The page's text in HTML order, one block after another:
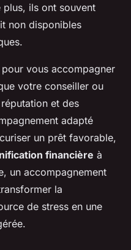
plus, ils ont souvent
non disponibles
vous accompagner
votre conseiller ou
et des
adapté
un prêt favorable,
financière à
un accompagnement
la
de stress en une